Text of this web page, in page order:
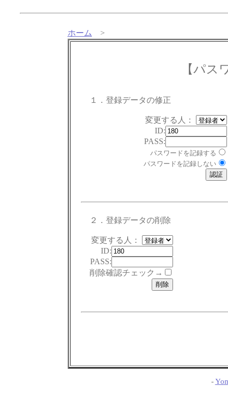
ホーム >
【パス
１．登録データの修正
変更する人：
ID:
PASS:
パスワードを記録する
パスワードを記録しない
２．登録データの削除
変更する人：
ID:
PASS:
削除確認チェック→
-